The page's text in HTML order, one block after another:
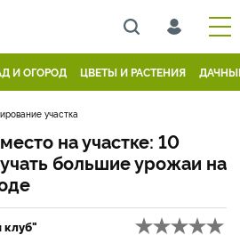
И ОГОРОД ЦВЕТЫ И РАСТЕНИЯ
участка
на участке: 10
большие урожаи на